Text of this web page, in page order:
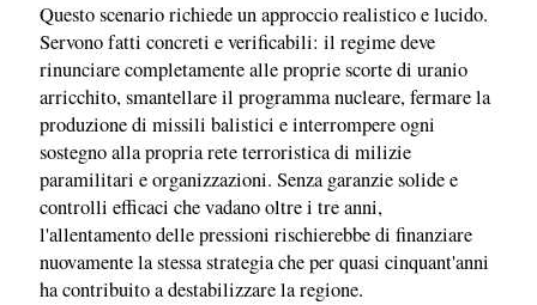
Questo scenario richiede un approccio realistico e lucido.
Servono fatti concreti e verificabili: il regime deve
rinunciare completamente alle proprie scorte di uranio
arricchito, smantellare il programma nucleare, fermare la
produzione di missili balistici e interrompere ogni
sostegno alla propria rete terroristica di milizie
paramilitari e organizzazioni. Senza garanzie solide e
controlli efficaci che vadano oltre i tre anni,
l'allentamento delle pressioni rischierebbe di finanziare
nuovamente la stessa strategia che per quasi cinquant'anni
ha contribuito a destabilizzare la regione.